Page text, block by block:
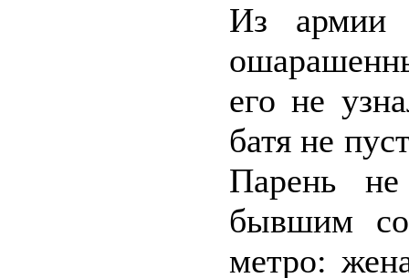
Из армии
его не
батя не
Парень
бывшим
метро: